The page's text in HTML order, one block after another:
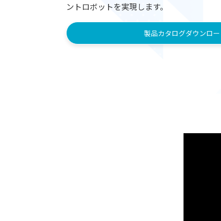
ントロボットを実現します。
製品カタログダウンロ